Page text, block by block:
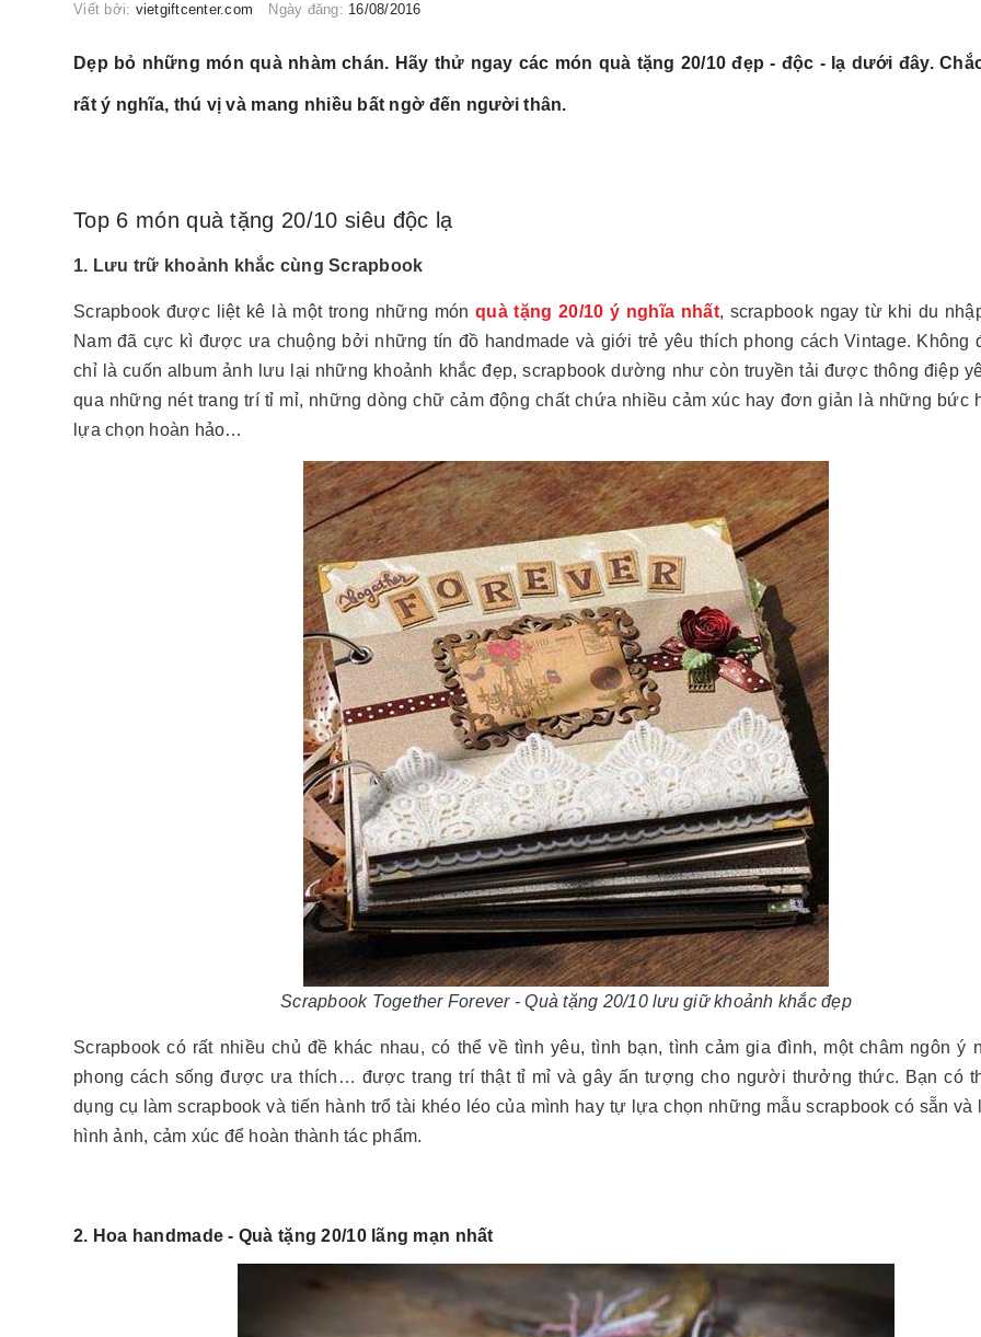
Viết bởi: vietgiftcenter.com Ngày đăng: 16/08/2016
Dẹp bỏ những món quà nhàm chán. Hãy thử ngay các món quà tặng 20/10 đẹp - độc - lạ dưới đây.
rất ý nghĩa, thú vị và mang nhiều bất ngờ đến người thân.
Top 6 món quà tặng 20/10 siêu độc lạ
1. Lưu trữ khoảnh khắc cùng Scrapbook
Scrapbook được liệt kê là một trong những mónquà tặng 20/10 ý nghĩa nhất, scrapbook ngay từ khi du
Nam đã cực kì được ưa chuộng bởi những tín đồ handmade và giới trẻ yêu thích phong cách Vintage. Không
chỉ là cuốn album ảnh lưu lại những khoảnh khắc đẹp, scrapbook dường như còn truyền tải được thông điệp
qua những nét trang trí tỉ mỉ, những dòng chữ cảm động chất chứa nhiều cảm xúc hay đơn giản là những bức
lựa chọn hoàn hảo…
Scrapbook Together Forever - Quà tặng 20/10 lưu giữ khoảnh khắc đẹp
Scrapbook có rất nhiều chủ đề khác nhau, có thể về tình yêu, tình bạn, tình cảm gia đình, một châm ngôn ý
phong cách sống được ưa thích… được trang trí thật tỉ mỉ và gây ấn tượng cho người thưởng thức. Bạn có
dụng cụ làm scrapbook và tiến hành trổ tài khéo léo của mình hay tự lựa chọn những mẫu scrapbook có sẵn và
hình ảnh, cảm xúc để hoàn thành tác phẩm.
2. Hoa handmade - Quà tặng 20/10 lãng mạn nhất